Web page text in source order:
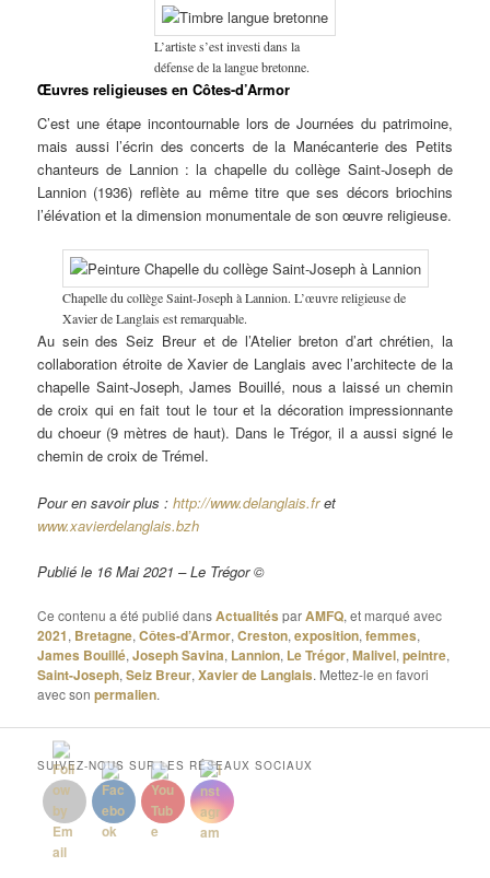
L’artiste s’est investi dans la
défense de la langue bretonne.
Œuvres religieuses en Côtes-d’Armor
C’est une étape incontournable lors de Journées du patrimoine,
mais aussi l’écrin des concerts de la Manécanterie des Petits
chanteurs de Lannion : la chapelle du collège Saint-Joseph de
Lannion (1936) reflète au même titre que ses décors briochins
l’élévation et la dimension monumentale de son œuvre religieuse.
Chapelle du collège Saint-Joseph à Lannion. L’œuvre religieuse de
Xavier de Langlais est remarquable.
Au sein des Seiz Breur et de l’Atelier breton d’art chrétien, la
collaboration étroite de Xavier de Langlais avec l’architecte de la
chapelle Saint-Joseph, James Bouillé, nous a laissé un chemin
de croix qui en fait tout le tour et la décoration impressionnante
du choeur (9 mètres de haut). Dans le Trégor, il a aussi signé le
chemin de croix de Trémel.
Pour en savoir plus :http://www.delanglais.fret
www.xavierdelanglais.bzh
Publié le 16 Mai 2021 – Le Trégor ©
Ce contenu a été publié dansActualités parAMFQ, et marqué avec
2021, Bretagne,Côtes-d’Armor,Creston,exposition,femmes,
James Bouillé,Joseph Savina, Lannion, Le Trégor,Malivel,peintre,
Saint-Joseph,Seiz Breur,Xavier de Langlais. Mettez-le en favori
avec sonpermalien.
SUIVEZ-NOUS SUR LES RÉSEAUX SOCIAUX